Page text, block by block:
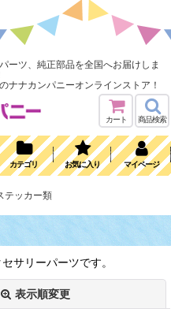
ーツ、純正部品を全国へお届けしま
ナナカンパニーオンラインストア！
カート 商品検索
カテゴリ お気に入り マイページ
テッカー類
サリーパーツです。
表示順変更